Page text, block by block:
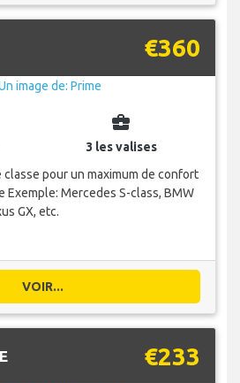
€360
business_center
3 les valises
pour un maximum de confort
Exemple: Mercedes S-class, BMW
GX, etc.
VOIR...
€233